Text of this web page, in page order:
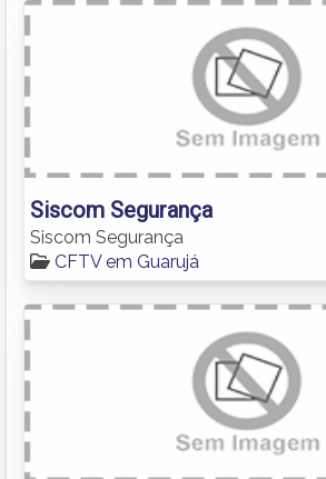
Siscom Segurança
Siscom Segurança
CFTV em Guarujá